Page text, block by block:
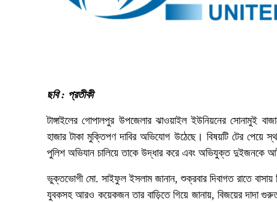
ছবি : প্রতীকী
টাঙ্গাইলের গোপালপুর উপজেলার ঝাওয়াইল ইউনিয়নের সোনামুই
হাজার টাকা মুক্তিপণ দাবির অভিযোগ উঠেছে। বিষয়টি টের
পুলিশ অভিযান চালিয়ে তাকে উদ্ধার করে এবং অভিযুক্ত দুইজনকে
ভুক্তভোগী মো. সাইফুল ইসলাম জানান, শুক্রবার দিবাগত রাতে
যুবকসহ আরও কয়েকজন তার বাড়িতে গিয়ে জানায়, বিজয়ের দাদা